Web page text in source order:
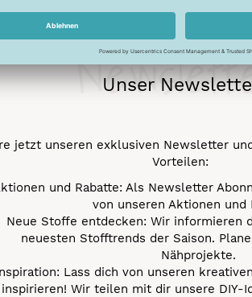
Unser
jetzt unseren exklusiven Newsletter
Vorteilen:
und Rabatte: Als Newsletter
von unseren Aktionen und
Neue Stoffe entdecken: Wir informieren
neuesten Stofftrends der Saison.
Nähprojekte.
Lass dich von unseren
inspirieren! Wir teilen mit dir unsere DIY-